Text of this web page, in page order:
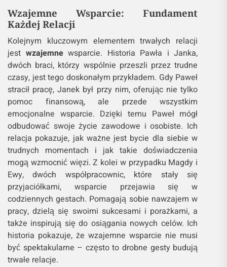
Wzajemne Wsparcie: Fundament
Każdej Relacji
Kolejnym kluczowym elementem trwałych relacji
jest wzajemnewsparcie. Historia Pawła i Janka,
dwóch braci, którzy wspólnie przeszli przez trudne
czasy, jest tego doskonałym przykładem. Gdy Paweł
stracił pracę, Janek był przy nim, oferując nie tylko
pomoc finansową, ale przede wszystkim
emocjonalne wsparcie. Dzięki temu Paweł mógł
odbudować swoje życie zawodowe i osobiste. Ich
relacja pokazuje, jak ważne jest bycie dla siebie w
trudnych momentach i jak takie doświadczenia
mogą wzmocnić więzi. Z kolei w przypadku Magdy i
Ewy, dwóch współpracownic, które stały się
przyjaciółkami, wsparcie przejawia się w
codziennych gestach. Pomagają sobie nawzajem w
pracy, dzielą się swoimi sukcesami i porażkami, a
także inspirują się do osiągania nowych celów. Ich
historia pokazuje, że wzajemne wsparcie nie musi
być spektakularne – często to drobne gesty budują
trwałe relacje.